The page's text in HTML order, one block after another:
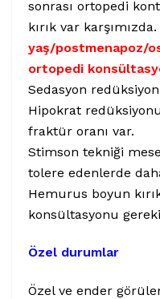
sonrası ortopedi
kırık var karşımızda.
yaş/postmenapoz/
ortopedi
Sedasyon
Hipokrat
fraktür oranı var.
Stimson tekniği
tolere edenlerde
Hemurus boyun
konsültasyonu
Özel durumlar
Özel ve ender